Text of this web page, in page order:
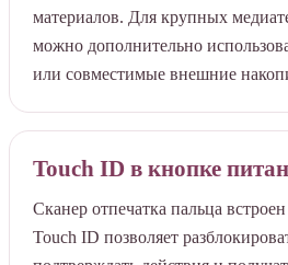
материалов. Для крупных
можно дополнительно
или совместимые внешние
Touch ID в кнопке
Сканер отпечатка пальца
Touch ID позволяет